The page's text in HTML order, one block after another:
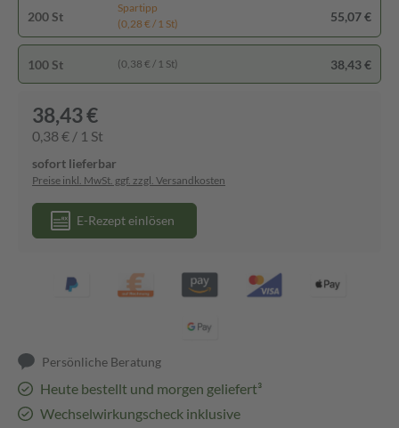
200 St
Spartipp
(0,28 € / 1 St)
55,07 €
100 St (0,38 € / 1 St) 38,43 €
38,43 €
0,38 € / 1 St
sofort lieferbar
Preise inkl. MwSt. ggf. zzgl. Versandkosten
E-Rezept einlösen
Persönliche Beratung
Heute bestellt und morgen geliefert³
Wechselwirkungscheck inklusive